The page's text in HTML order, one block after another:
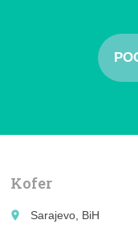
Kofer
place Sarajevo, BiH